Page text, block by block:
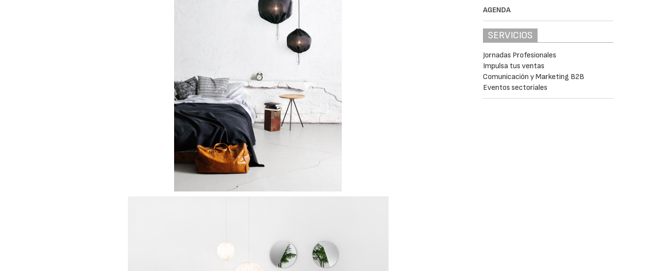
AGENDA
SERVICIOS
Jornadas Profesionales
Impulsa tus ventas
Comunicación y Marketing B2B
Eventos sectoriales